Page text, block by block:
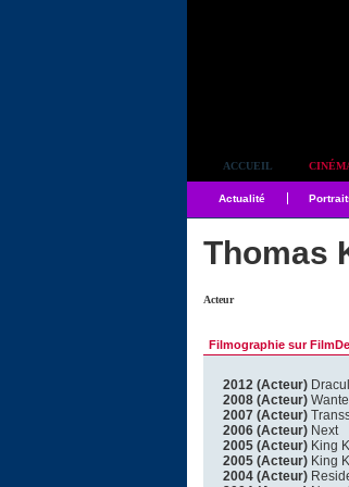
ACCUEIL
Actualité
Thomas
Acteur
Filmographie sur
2012 (Acteur)
2008 (Acteur)
2007 (Acteur)
2006 (Acteur) Next
2005 (Acteur) King
2005 (Acteur) King
2004 (Acteur)